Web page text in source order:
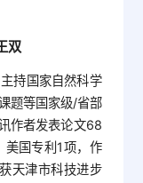
双
持国家自然科学
题等国家级/省部
作者发表论文68
美国专利1项，作
天津市科技进步